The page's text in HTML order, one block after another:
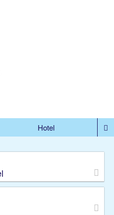
Hotel
Privattransfer